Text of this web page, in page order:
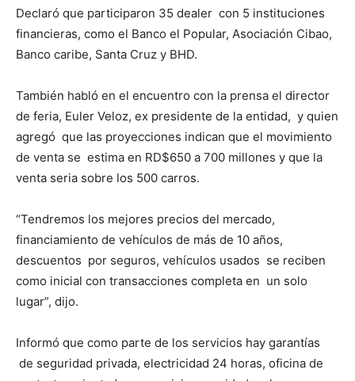
Declaró que participaron 35 dealer con 5 instituciones
financieras, como el Banco el Popular, Asociación Cibao,
Banco caribe, Santa Cruz y BHD.
También habló en el encuentro con la prensa el director
de feria, Euler Veloz, ex presidente de la entidad, y quien
agregó que las proyecciones indican que el movimiento
de venta se estima en RD$650 a 700 millones y que la
venta seria sobre los 500 carros.
“Tendremos los mejores precios del mercado,
financiamiento de vehículos de más de 10 años,
descuentos por seguros, vehículos usados se reciben
como inicial con transacciones completa en un solo
lugar”, dijo.
Informó que como parte de los servicios hay garantías
de seguridad privada, electricidad 24 horas, oficina de